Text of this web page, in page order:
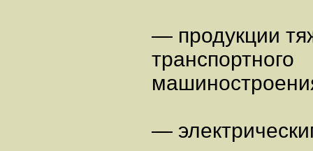
— продукции
транспортного
—